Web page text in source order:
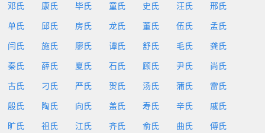
邓氏 康氏 毕氏 童氏 史氏 汪氏 邢氏
单氏 邱氏 房氏 龙氏 董氏 伍氏 孟氏
闫氏 施氏 廖氏 谭氏 舒氏 毛氏 龚氏
秦氏 薛氏 夏氏 石氏 顾氏 尹氏 尚氏
古氏 刁氏 严氏 贺氏 汤氏 蒲氏 雷氏
殷氏 陶氏 向氏 盖氏 寿氏 辛氏 戚氏
旷氏 祖氏 江氏 齐氏 俞氏 曲氏 傅氏